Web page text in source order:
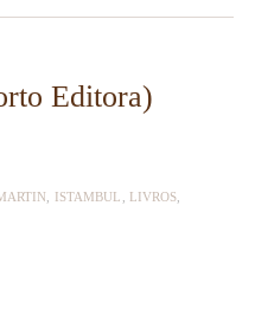
Editora)
ISTAMBUL LIVROS